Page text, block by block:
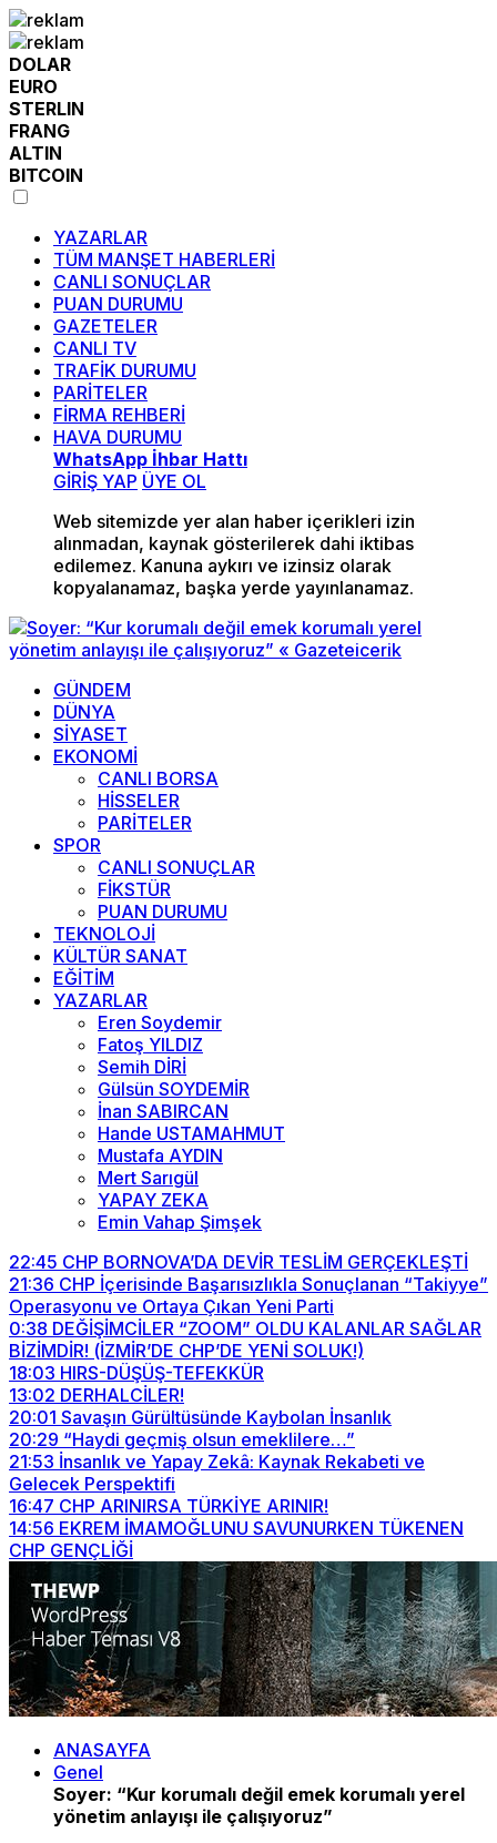
DOLAR
EURO
STERLIN
FRANG
ALTIN
BITCOIN
YAZARLAR
TÜM MANŞET HABERLERİ
CANLI SONUÇLAR
PUAN DURUMU
GAZETELER
CANLI TV
TRAFİK DURUMU
PARİTELER
FİRMA REHBERİ
HAVA DURUMU
WhatsApp İhbar Hattı
GİRİŞ YAP ÜYE OL
Web sitemizde yer alan haber içerikleri izin
alınmadan, kaynak gösterilerek dahi iktibas
edilemez. Kanuna aykırı ve izinsiz olarak
kopyalanamaz, başka yerde yayınlanamaz.
GÜNDEM
DÜNYA
SİYASET
EKONOMİ
CANLI BORSA
HİSSELER
PARİTELER
SPOR
CANLI SONUÇLAR
FİKSTÜR
PUAN DURUMU
TEKNOLOJİ
KÜLTÜR SANAT
EĞİTİM
YAZARLAR
Eren Soydemir
Fatoş YILDIZ
Semih DİRİ
Gülsün SOYDEMİR
İnan SABIRCAN
Hande USTAMAHMUT
Mustafa AYDIN
Mert Sarıgül
YAPAY ZEKA
Emin Vahap Şimşek
22:45 CHP BORNOVA’DA DEVİR TESLİM GERÇEKLEŞTİ
21:36 CHP İçerisinde Başarısızlıkla Sonuçlanan “Takiyye”
Operasyonu ve Ortaya Çıkan Yeni Parti
0:38 DEĞİŞİMCİLER “ZOOM” OLDU KALANLAR SAĞLAR
BİZİMDİR! (İZMİR’DE CHP’DE YENİ SOLUK!)
18:03 HIRS-DÜŞÜŞ-TEFEKKÜR
13:02 DERHALCİLER!
20:01 Savaşın Gürültüsünde Kaybolan İnsanlık
20:29 “Haydi geçmiş olsun emeklilere…”
21:53 İnsanlık ve Yapay Zekâ: Kaynak Rekabeti ve
Gelecek Perspektifi
16:47 CHP ARINIRSA TÜRKİYE ARINIR!
14:56 EKREM İMAMOĞLUNU SAVUNURKEN TÜKENEN
CHP GENÇLİĞİ
ANASAYFA
Genel
Soyer: “Kur korumalı değil emek korumalı yerel
yönetim anlayışı ile çalışıyoruz”